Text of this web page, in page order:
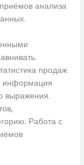
анализа
продаж
информация
выражения.
Работа с